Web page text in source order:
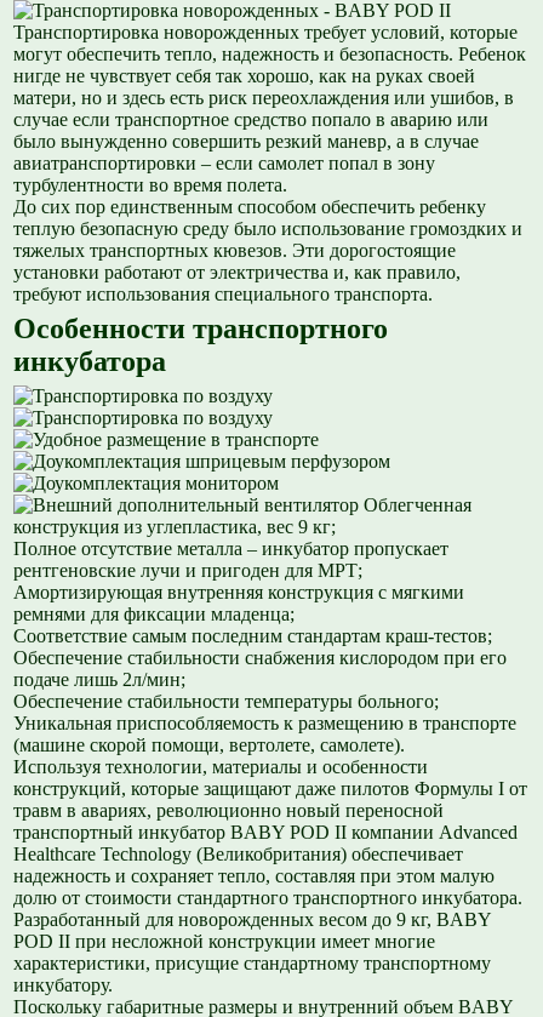
Транспортировка новорожденных требует условий, которые
могут обеспечить тепло, надежность и безопасность. Ребенок
нигде не чувствует себя так хорошо, как на руках своей
матери, но и здесь есть риск переохлаждения или ушибов, в
случае если транспортное средство попало в аварию или
было вынужденно совершить резкий маневр, а в случае
авиатранспортировки – если самолет попал в зону
турбулентности во время полета.
До сих пор единственным способом обеспечить ребенку
теплую безопасную среду было использование громоздких и
тяжелых транспортных кювезов. Эти дорогостоящие
установки работают от электричества и, как правило,
требуют использования специального транспорта.
Особенности транспортного
инкубатора
Облегченная
конструкция из углепластика, вес 9 кг;
Полное отсутствие металла – инкубатор пропускает
рентгеновские лучи и пригоден для МРТ;
Амортизирующая внутренняя конструкция с мягкими
ремнями для фиксации младенца;
Соответствие самым последним стандартам краш-тестов;
Обеспечение стабильности снабжения кислородом при его
подаче лишь 2л/мин;
Обеспечение стабильности температуры больного;
Уникальная приспособляемость к размещению в транспорте
(машине скорой помощи, вертолете, самолете).
Используя технологии, материалы и особенности
конструкций, которые защищают даже пилотов Формулы I от
травм в авариях, революционно новый переносной
транспортный инкубатор BABY POD II компании Advanced
Healthcare Technology (Великобритания) обеспечивает
надежность и сохраняет тепло, составляя при этом малую
долю от стоимости стандартного транспортного инкубатора.
Разработанный для новорожденных весом до 9 кг, BABY
POD II при несложной конструкции имеет многие
характеристики, присущие стандартному транспортному
инкубатору.
Поскольку габаритные размеры и внутренний объем BABY